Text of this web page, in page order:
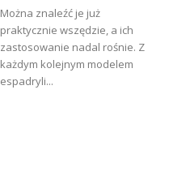
Można znaleźć je już
praktycznie wszędzie, a ich
zastosowanie nadal rośnie. Z
każdym kolejnym modelem
espadryli...